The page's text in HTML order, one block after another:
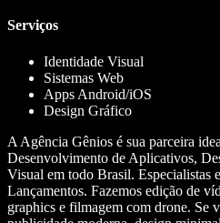
Serviços
Identidade Visual
Sistemas Web
Apps Android/iOS
Design Gráfico
A Agência Gênios é sua parceira
Desenvolvimento de Aplicativos,
Visual em todo Brasil.
Lançamentos. Fazemos edição de
graphics e filmagem com drone. Se